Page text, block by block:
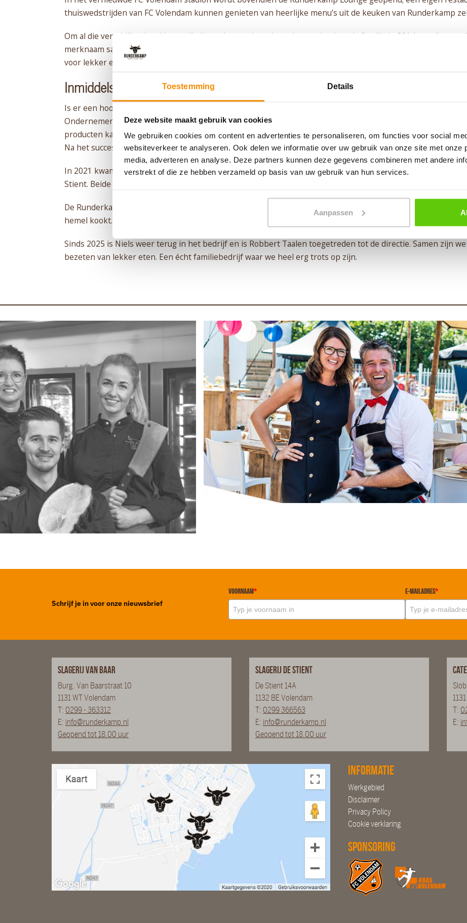
Toestemming Details
Deze website maakt gebruik van cookies
We gebruiken cookies om content en advertenties te personaliseren, om functies voor social
websiteverkeer te analyseren. Ook delen we informatie over uw gebruik van onze site met onze
media, adverteren en analyse. Deze partners kunnen deze gegevens combineren met andere
verstrekt of die ze hebben verzameld op basis van uw gebruik van hun services.
Aanpassen
thuiswedstrijden van FC Volendam kunnen genieten van heerlijke menu’s uit de keuken van Runderkamp
Om al die verschillende takken volledig tot hun recht te laten komen besloot de familie in 2014 om alle
merknaam samen te brengen: Runderkamp. De naam waar het in 1884 allemaal mee begon en die al meer
voor lekker eten.
Inmiddels
Is er een hoop veranderd. De slagerijen in de Van Baarstraat en in Winkelcentrum de Stient zijn verbouwd
Ondernemer pur sang Wim Runderkamp liet de winkel in de Van Baarstraat verbouwen tot een
producten kan kiezen en pakken. Ook werd het assortiment uitgebreid met kant en klare maaltijden,
Na het succes van deze formule werd de winkel in De Stient in 2021 op dezelfde wijze verbouwd en
In 2021 kwam er een wisseling van de wacht. Niels verliet het familiebedrijf, Cor nam de winkel in de Van
Stient. Beide echte Runderkampers in hart en nieren en samen met Sandra een frisse jonge wind aan het
De Runderkamplounge in het stadion van FC Volendam is omgedoopt tot het DAIWA House, waar ons
hemel kookt.
Sinds 2025 is Niels weer terug in het bedrijf en is Robbert Taalen toegetreden tot de directie. Samen zijn
bezeten van lekker eten. Een écht familiebedrijf waar we heel erg trots op zijn.
Schrijf je in voor onze nieuwsbrief
Voornaam* E-mailadres*
Slagerij van Baar
Burg. Van Baarstraat 10
1131 WT Volendam
T: 0299 - 363312
E: info@runderkamp.nl
Geopend tot 18.00 uur
Slagerij De Stient
De Stient 14A
1132 BE Volendam
T: 0299 366563
E: info@runderkamp.nl
Geopend tot 18.00 uur
T:
E:
Informatie
Werkgebied
Disclaimer
Privacy Policy
Cookie verklaring
Sponsoring